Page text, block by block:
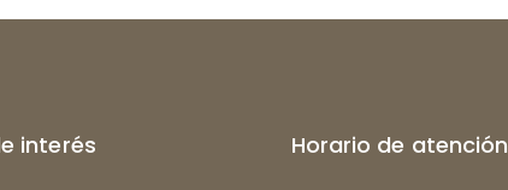
interés Horario de atención